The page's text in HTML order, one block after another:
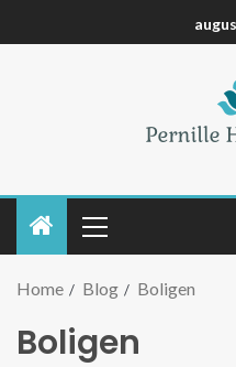
Home Blog Boligen
Boligen